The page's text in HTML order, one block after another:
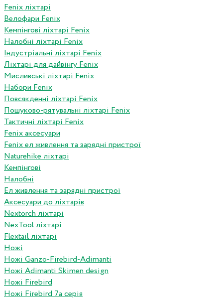
Fenix ліхтарі
Велофари Fenix
Кемпінгові ліхтарі Fenix
Налобні ліхтарі Fenix
Індустріальні ліхтарі Fenix
Ліхтарі для дайвінгу Fenix
Мисливські ліхтарі Fenix
Набори Fenix
Повсякденні ліхтарі Fenix
Пошуково-рятувальні ліхтарі Fenix
Тактичні ліхтарі Fenix
Fenix аксесуари
Fenix ел живлення та зарядні пристрої
Naturehike ліхтарі
Кемпінгові
Налобні
Ел живлення та зарядні пристрої
Аксесуари до ліхтарів
Nextorch ліхтарі
NexTool ліхтарі
Flextail ліхтарі
Ножі
Ножі Ganzo-Firebird-Adimanti
Ножі Adimanti Skimen design
Ножі Firebird
Ножі Firebird 7а серія